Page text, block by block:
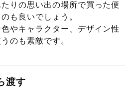
りの思い出の場所で買った便
も良いでしょう。
やキャラクター、デザイン性
のも素敵です。
渡す